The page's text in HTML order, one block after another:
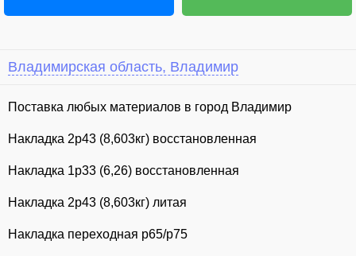
Владимирская область, Владимир
Поставка любых материалов в город Владимир
Накладка 2р43 (8,603кг) восстановленная
Накладка 1р33 (6,26) восстановленная
Накладка 2р43 (8,603кг) литая
Накладка переходная р65/р75